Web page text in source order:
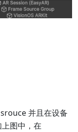
并且在设备
图中，在